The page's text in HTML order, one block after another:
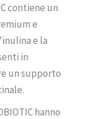
contiene un
e
e la
in
un supporto
hanno